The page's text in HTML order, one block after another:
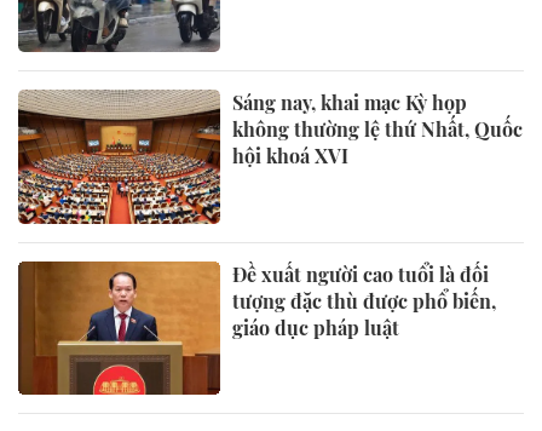
Sáng nay, khai mạc Kỳ họp
không thường lệ thứ Nhất, Quốc
hội khoá XVI
Đề xuất người cao tuổi là đối
tượng đặc thù được phổ biến,
giáo dục pháp luật